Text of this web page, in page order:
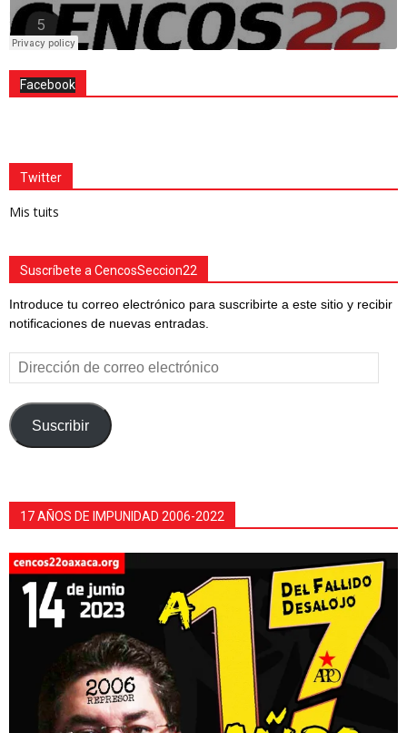
Facebook
Twitter
Mis tuits
Suscríbete a CencosSeccion22
Introduce tu correo electrónico para suscribirte a este sitio y recibir
notificaciones de nuevas entradas.
Dirección
de
correo
electrónico
Suscribir
17 AÑOS DE IMPUNIDAD 2006-2022